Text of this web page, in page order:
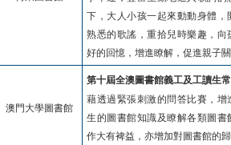
下，大人小孩一起來動動身體，
熟悉的歌謠，重拾兒時樂趣，向
好的回憶，增進瞭解，促進親子
澳門大學圖書館
第十屆全澳圖書館義工及工讀生
藉透過緊張刺激的問答比賽，增
生的圖書館知識及瞭解各類圖書
作大有裨益，亦增加對圖書館的